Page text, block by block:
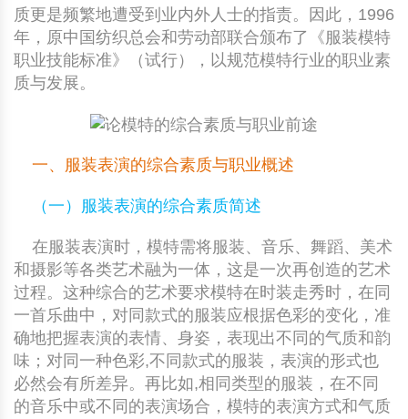
质更是频繁地遭受到业内外人士的指责。因此，1996
年，原中国纺织总会和劳动部联合颁布了《服装模特
职业技能标准》（试行），以规范模特行业的职业素
质与发展。
一、服装表演的综合素质与职业概述
（一）服装表演的综合素质简述
在服装表演时，模特需将服装、音乐、舞蹈、美术
和摄影等各类艺术融为一体，这是一次再创造的艺术
过程。这种综合的艺术要求模特在时装走秀时，在同
一首乐曲中，对同款式的服装应根据色彩的变化，准
确地把握表演的表情、身姿，表现出不同的气质和韵
味；对同一种色彩,不同款式的服装，表演的形式也
必然会有所差异。再比如,相同类型的服装，在不同
的音乐中或不同的表演场合，模特的表演方式和气质